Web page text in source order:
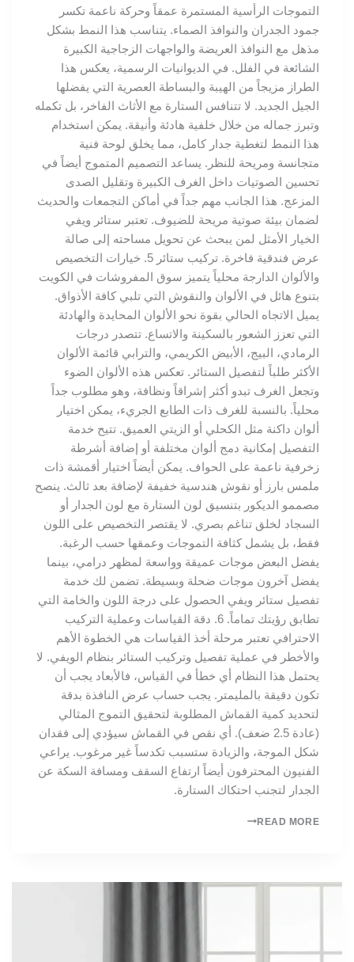
التموجات الرأسية المستمرة عمقاً وحركة ناعمة تكسر
جمود الجدران والنوافذ الصماء. يتناسب هذا النمط بشكل
مذهل مع النوافذ العريضة والواجهات الزجاجية الكبيرة
الشائعة في الفلل. في الديوانيات الرسمية، يعكس هذا
الطراز مزيجاً من الهيبة والبساطة العصرية التي يفضلها
الجيل الجديد. لا تتنافس الستارة مع الأثاث الفاخر، بل تكمله
وتبرز جماله من خلال خلفية هادئة وأنيقة. يمكن استخدام
هذا النمط لتغطية جدار كامل، مما يخلق لوحة فنية
متجانسة ومريحة للنظر. يساعد التصميم المتموج أيضاً في
تحسين الصوتيات داخل الغرف الكبيرة وتقليل الصدى
المزعج. هذا الجانب مهم جداً في أماكن التجمعات والحديث
لضمان بيئة صوتية مريحة للضيوف. تعتبر ستائر ويفي
الخيار الأمثل لمن يبحث عن تحويل مساحته إلى صالة
عرض فندقية فاخرة. تركيب ستائر 5. خيارات التخصيص
والألوان الدارجة محلياً يتميز سوق المفروشات في الكويت
بتنوع هائل في الألوان والنقوش التي تلبي كافة الأذواق.
يميل الاتجاه الحالي بقوة نحو الألوان المحايدة والهادئة
التي تعزز الشعور بالسكينة والاتساع. تتصدر درجات
الرمادي، البيج، الأبيض الكريمي، والترابي قائمة الألوان
الأكثر طلباً لتفصيل الستائر. تعكس هذه الألوان الضوء
وتجعل الغرف تبدو أكثر إشراقاً ونظافة، وهو مطلوب جداً
محلياً. بالنسبة للغرف ذات الطابع الجريء، يمكن اختيار
ألوان داكنة مثل الكحلي أو الزيتي العميق. تتيح خدمة
التفصيل إمكانية دمج ألوان مختلفة أو إضافة أشرطة
زخرفية ناعمة على الحواف. يمكن أيضاً اختيار أقمشة ذات
ملمس بارز أو نقوش هندسية خفيفة لإضافة بعد ثالث. ينصح
مصممو الديكور بتنسيق لون الستارة مع لون الجدار أو
السجاد لخلق تناغم بصري. لا يقتصر التخصيص على اللون
فقط، بل يشمل كثافة التموجات وعمقها حسب الرغبة.
يفضل البعض موجات عميقة وواسعة لمظهر درامي، بينما
يفضل آخرون موجات ضحلة وبسيطة. تضمن لك خدمة
تفصيل ستائر ويفي الحصول على درجة اللون والخامة التي
تطابق رؤيتك تماماً. 6. دقة القياسات وعملية التركيب
الاحترافي تعتبر مرحلة أخذ القياسات هي الخطوة الأهم
والأخطر في عملية تفصيل وتركيب الستائر بنظام الويفي. لا
يحتمل هذا النظام أي خطأ في القياس، فالأبعاد يجب أن
تكون دقيقة بالمليمتر. يجب حساب عرض النافذة بدقة
لتحديد كمية القماش المطلوبة لتحقيق التموج المثالي
(عادة 2.5 ضعف). أي نقص في القماش سيؤدي إلى فقدان
شكل الموجة، والزيادة ستسبب تكدساً غير مرغوب. يراعي
الفنيون المحترفون أيضاً ارتفاع السقف ومسافة السكة عن
الجدار لتجنب احتكاك الستارة.
READ MORE